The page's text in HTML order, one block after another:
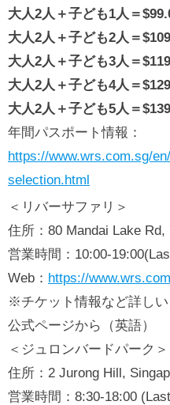
大人2人＋子ども1人＝
大人2人＋子ども2人＝
大人2人＋子ども3人＝
大人2人＋子ども4人＝
大人2人＋子ども5人＝
年間パスポート情報：
https://www.wrs.com.sg/
selection.html
＜リバーサファリ＞
住所：80 Mandai Lake Rd,
営業時間：10:00-
Web： https://
※チケット情報など詳し
公式ページから（英語）
＜ジュロンバードパーク＞
住所：2 Jurong Hill,
営業時間：8:30-18:00